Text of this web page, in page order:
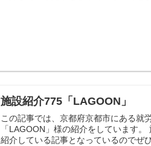
施設紹介775「LAGOON」
この記事では、京都府京都市にある就
「LAGOON」様の紹介をしています
紹介している記事となっているのでぜ